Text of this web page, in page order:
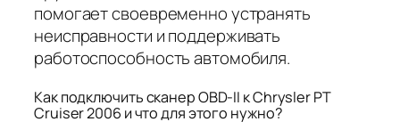
помогает своевременно устранять
неисправности и поддерживать
работоспособность автомобиля.
Как подключить сканер OBD-II к Chrysler PT
Cruiser 2006 и что для этого нужно?